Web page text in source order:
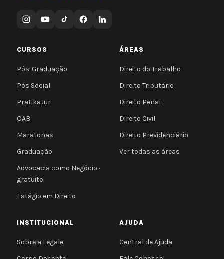
CURSOS
Pós-Graduação
Pós Social
PratikaJur
OAB
Maratonas
Graduação
Advocacia como Negócio ·
gratuito
Estágio em Direito
ÁREAS
Direito do Trabalho
Direito Tributário
Direito Penal
Direito Civil
Direito Previdenciário
Ver todas as áreas
INSTITUCIONAL
Sobre a Legale
AJUDA
Central de Ajuda